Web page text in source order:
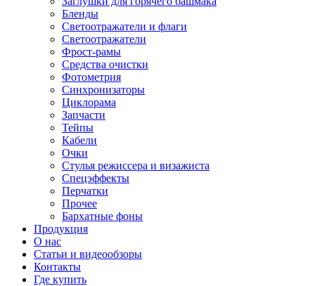
Бленды
Светоотражатели и флаги
Светоотражатели
Фрост-рамы
Средства очистки
Фотометрия
Синхронизаторы
Циклорама
Запчасти
Тейпы
Кабели
Очки
Стулья режиссера и визажиста
Спецэффекты
Перчатки
Прочее
Бархатные фоны
Продукция
О нас
Статьи и видеообзоры
Контакты
Где купить